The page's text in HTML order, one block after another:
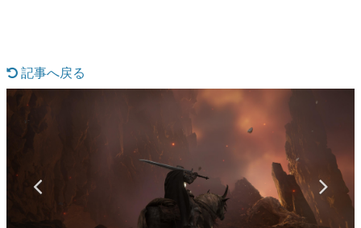
特集記事
マンガ
アプリレビュー
その他
記事へ戻る